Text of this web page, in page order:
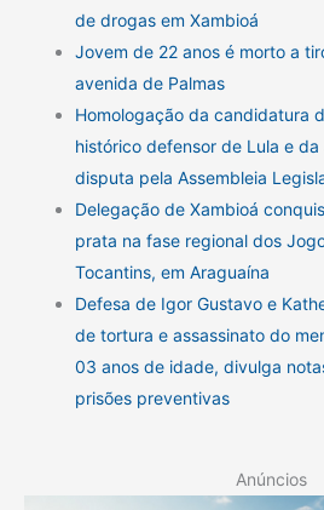
de drogas em Xambioá
Jovem de 22 anos é morto a
avenida de Palmas
Homologação da candidatura
histórico defensor de Lula e
disputa pela Assembleia
Delegação de Xambioá
prata na fase regional dos
Tocantins, em Araguaína
Defesa de Igor Gustavo e
de tortura e assassinato do
03 anos de idade, divulga
prisões preventivas
Anúncios